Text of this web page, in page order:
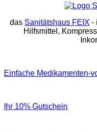
das Sanitätshaus FEIX -
Hilfsmittel,
Einfache Medikamenten-
Ihr 10% Gutschein